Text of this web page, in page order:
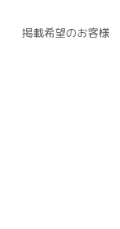
掲載希望のお客様